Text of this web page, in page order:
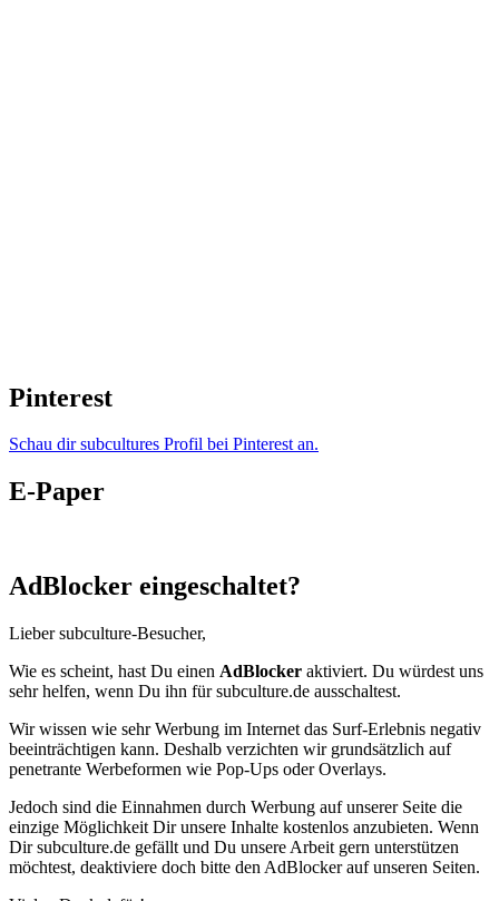
Pinterest
Schau dir subcultures Profil bei Pinterest an.
E-Paper
AdBlocker eingeschaltet?
Lieber subculture-Besucher,
Wie es scheint, hast Du einen AdBlocker aktiviert. Du würdest uns
sehr helfen, wenn Du ihn für subculture.de ausschaltest.
Wir wissen wie sehr Werbung im Internet das Surf-Erlebnis negativ
beeinträchtigen kann. Deshalb verzichten wir grundsätzlich auf
penetrante Werbeformen wie Pop-Ups oder Overlays.
Jedoch sind die Einnahmen durch Werbung auf unserer Seite die
einzige Möglichkeit Dir unsere Inhalte kostenlos anzubieten. Wenn
Dir subculture.de gefällt und Du unsere Arbeit gern unterstützen
möchtest, deaktiviere doch bitte den AdBlocker auf unseren Seiten.